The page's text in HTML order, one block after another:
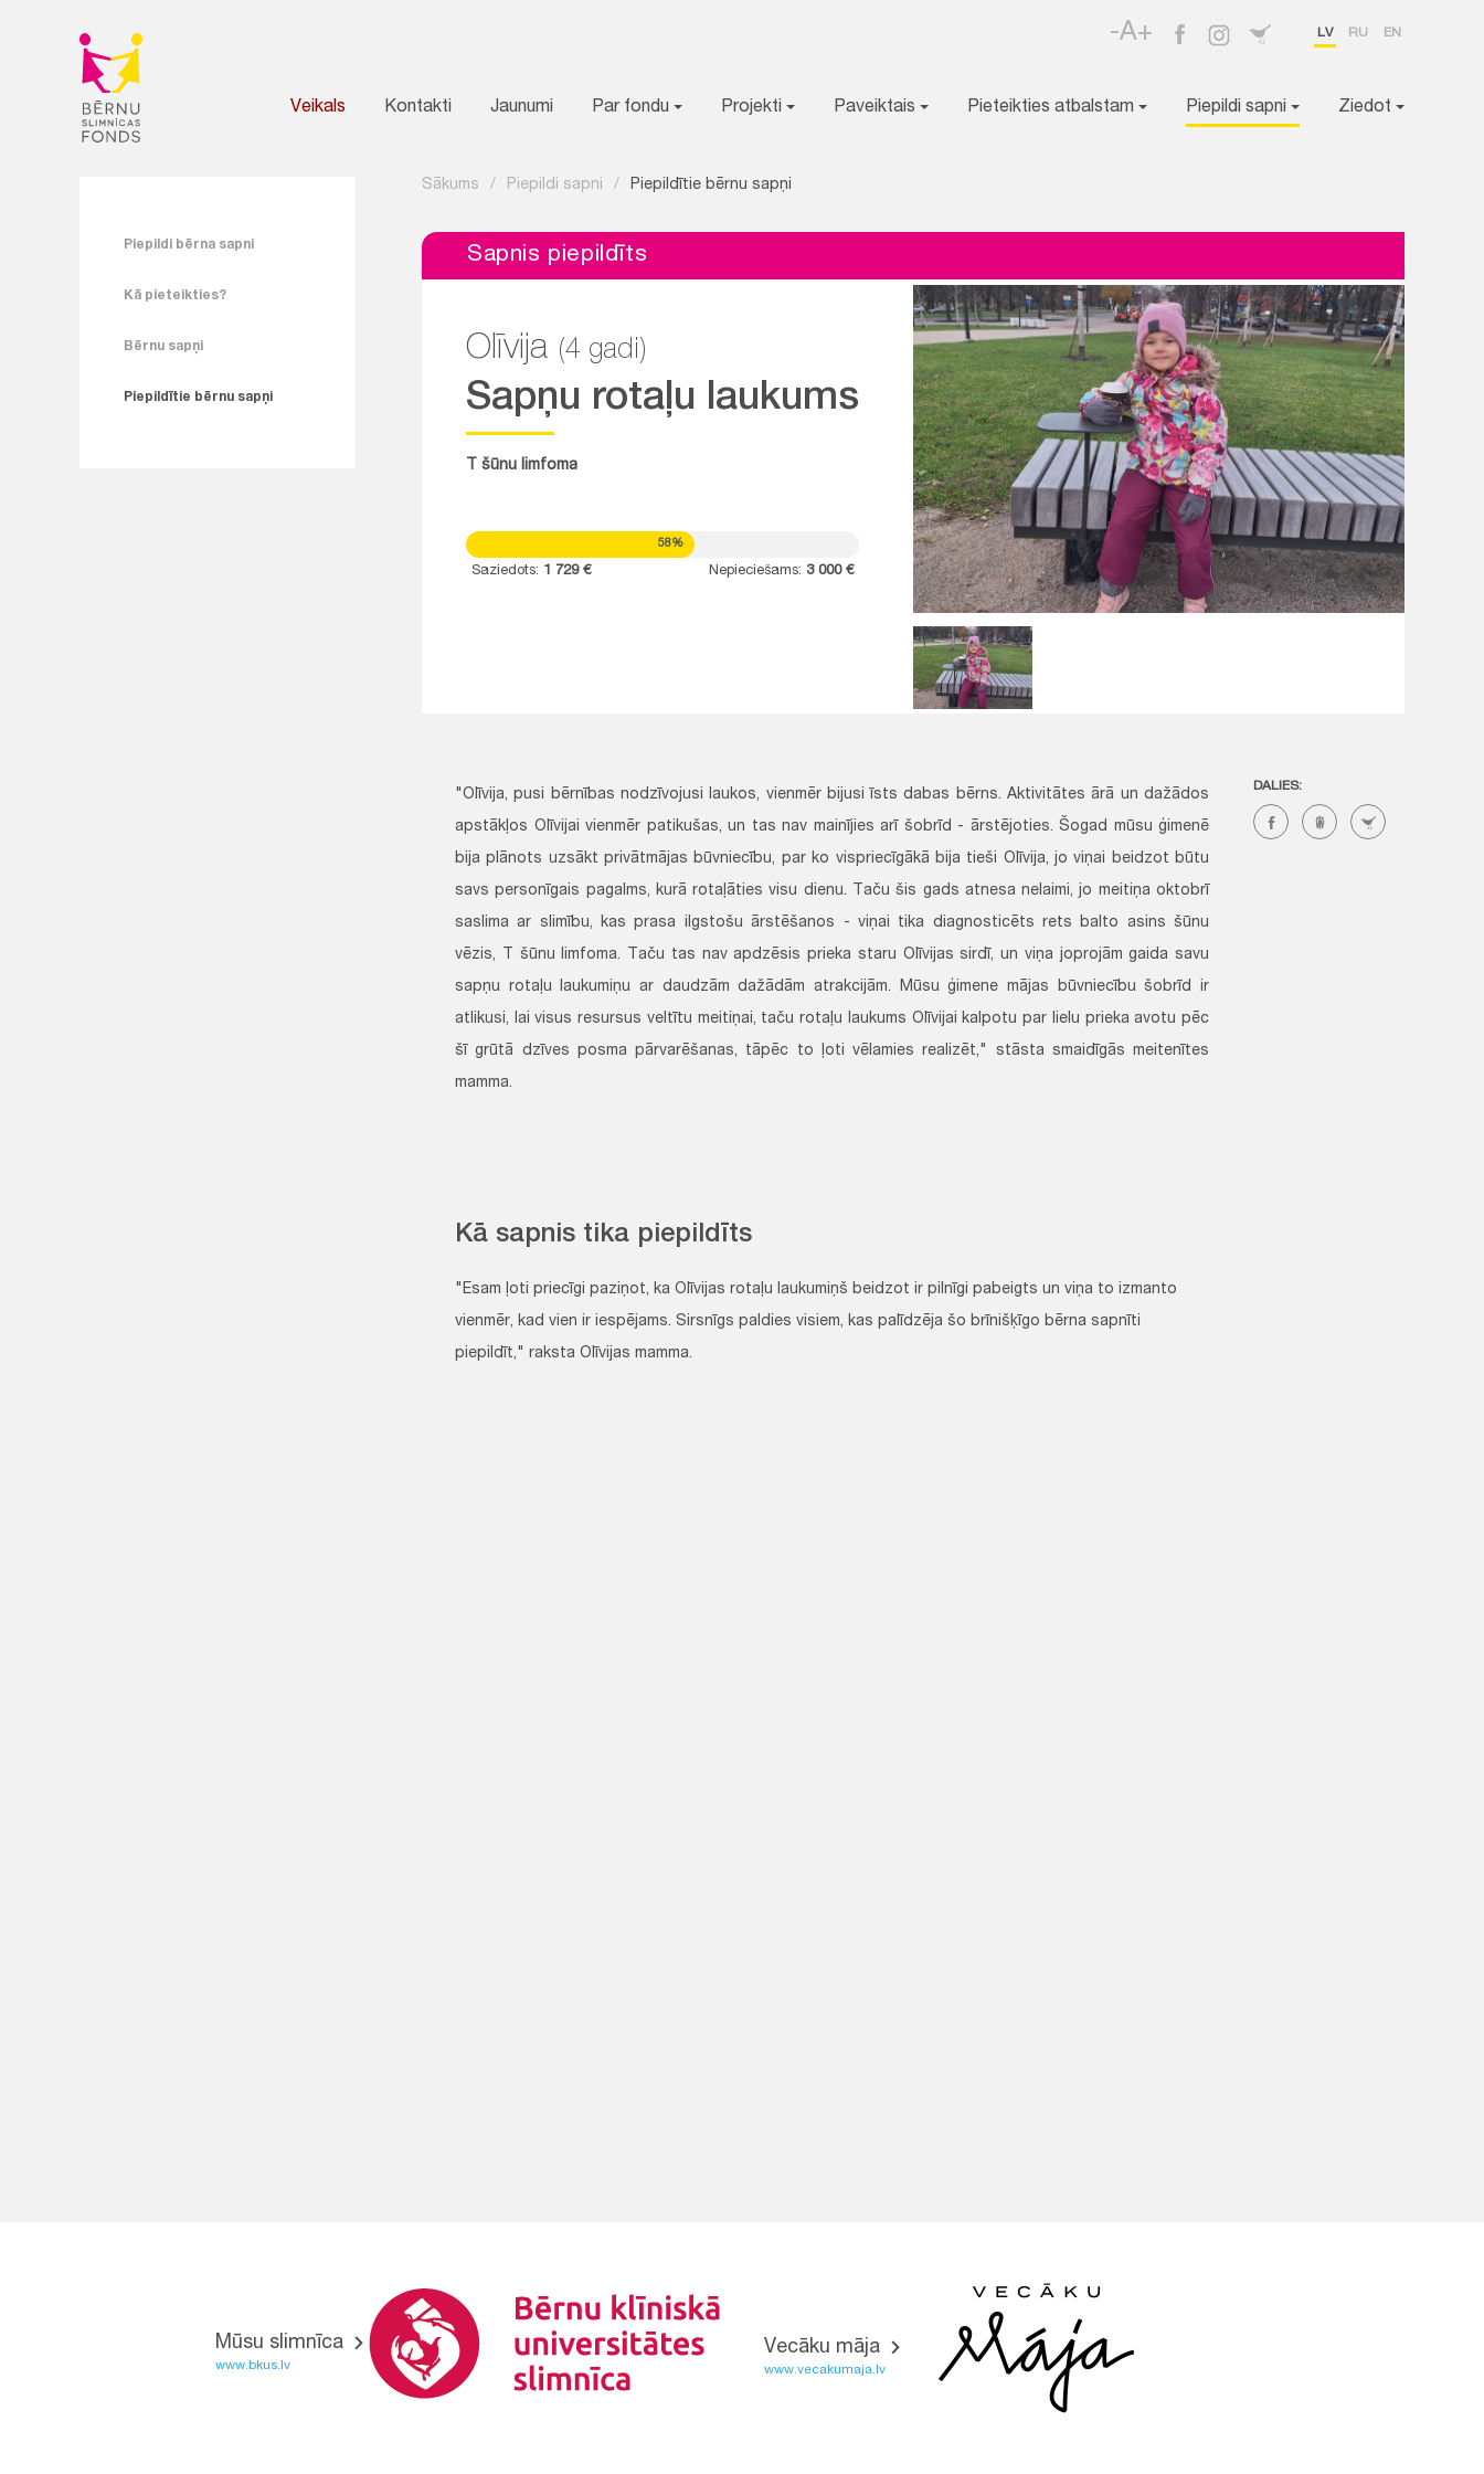
-A+ LV RU EN
Veikals Kontakti Jaunumi Par fondu Projekti Paveiktais Pieteikties atbalstam Piepildi sapni Ziedot
Piepildi bērna sapni
Kā pieteikties?
Bērnu sapņi
Piepildītie bērnu sapņi
Sākums / Piepildi sapni / Piepildītie bērnu sapņi
Sapnis piepildīts
Olīvija (4 gadi)
Sapņu rotaļu laukums
T šūnu limfoma
58%
Saziedots: 1 729 € Nepieciešams: 3 000 €
DALIES:
"Olīvija, pusi bērnības nodzīvojusi laukos, vienmēr bijusi īsts dabas bērns. Aktivitātes ārā un dažādos
apstākļos Olīvijai vienmēr patikušas, un tas nav mainījies arī šobrīd - ārstējoties. Šogad mūsu ģimenē
bija plānots uzsākt privātmājas būvniecību, par ko vispriecīgākā bija tieši Olīvija, jo viņai beidzot būtu
savs personīgais pagalms, kurā rotaļāties visu dienu. Taču šis gads atnesa nelaimi, jo meitiņa oktobrī
saslima ar slimību, kas prasa ilgstošu ārstēšanos - viņai tika diagnosticēts rets balto asins šūnu
vēzis, T šūnu limfoma. Taču tas nav apdzēsis prieka staru Olīvijas sirdī, un viņa joprojām gaida savu
sapņu rotaļu laukumiņu ar daudzām dažādām atrakcijām. Mūsu ģimene mājas būvniecību šobrīd ir
atlikusi, lai visus resursus veltītu meitiņai, taču rotaļu laukums Olīvijai kalpotu par lielu prieka avotu pēc
šī grūtā dzīves posma pārvarēšanas, tāpēc to ļoti vēlamies realizēt," stāsta smaidīgās meitenītes
mamma.
Kā sapnis tika piepildīts
"Esam ļoti priecīgi paziņot, ka Olīvijas rotaļu laukumiņš beidzot ir pilnīgi pabeigts un viņa to izmanto
vienmēr, kad vien ir iespējams. Sirsnīgs paldies visiem, kas palīdzēja šo brīnišķīgo bērna sapnīti
piepildīt," raksta Olīvijas mamma.
Mūsu slimnīca
www.bkus.lv
Vecāku māja
www.vecakumaja.lv